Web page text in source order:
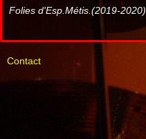
Folies d'Esp.Métis.(2019-2020)
Contact